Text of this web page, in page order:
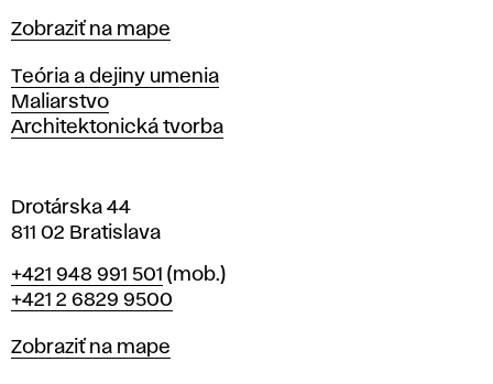
i
s
l
a
v
Mapa
Zobraziť na mape
Katedry
Teória a dejiny umenia
Maliarstvo
Architektonická tvorba
Drotárska 44
811 02 Bratislava
Telefón
+421 948 991 501 (mob.)
+421 2 6829 9500
Mapa
Zobraziť na mape